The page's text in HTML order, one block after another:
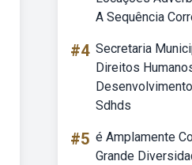
A Sequência
#4 Secretaria
Direitos
Sdhds
#5 é Amplamente
Grande